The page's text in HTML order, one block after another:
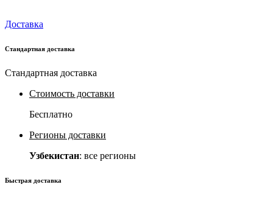
Доставка
Стандартная доставка
Стандартная доставка
Стоимость доставки
Бесплатно
Регионы доставки
Узбекистан: все регионы
Быстрая доставка